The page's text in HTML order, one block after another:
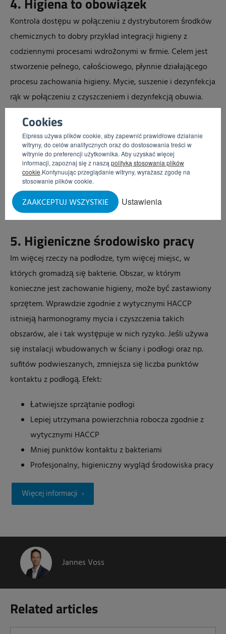
Cookies
Elpress używa plików cookie, aby zapewnić prawidłowe działanie
witryny, do celów analitycznych oraz do dostosowania treści w
witrynie do preferencji użytkownika. Aby uzyskać więcej
informacji, zapoznaj się z naszą polityką stosowania plików
cookie.Kontynuując przeglądanie witryny, wyrażasz zgodę na
stosowanie plików cookie.
Ustawienia
ZAAKCEPTUJ WSZYSTKIE
Kontrola dostępu w połączeniu z dystrybutorem środków
chemicznych to dobry przykład integracji higieny z
codziennymi procesami wdrożonymi w firmie. Celem jest
stworzenie pełnego, całościowego, płynnie działającego
procesu zachowania higieny. Mycie, suszenie i dezynfekcja
rąk w połączeniu z czyszczeniem i dezynfekcją obuwia.
Wprowadzenie śluzy higienicznej do procesu mycia i
czyszczenia automatycznie wymusza wykonywanie
kroków zachowania higieny. Dzięki bramce kontrolnej
pracownicy są wpuszczani dalej dopiero po
przeprowadzeniu podstawowych kroków mycia i
czyszczenia.
Obejrzyj śluzy higieniczne
5. Higieniczne środowisko pracy
Im więcej rzeczy na podłodze, tym więcej miejsc, w
których gromadzą się bakterie. Obszar, w którym
konieczne jest zachowanie higieny, może być zastawiony
sprzętem. Wprawdzie zgodnie z wytycznymi HACCP
istnieją harmonogramy mycia i czyszczenia takich
obszarów, ale i tak występuje w nich ryzyko. Jeśli używa
się instalacji wbudowanych w ściany i podłogi oraz np.
sufitów podwieszanych, zmniejsza się liczba punktów
kontaktu z podłogą. Efekt:
Łatwiejsze sprzątanie podłogi
Lepiej utrzymana powierzchnia robocza zgodnie z
wytycznymi HACCP
Mniej punktów kontaktu z bakteriami
Profesjonalny, higieniczny wygląd środowiska pracy
Więcej informacji
Jannes Voss
Related articles